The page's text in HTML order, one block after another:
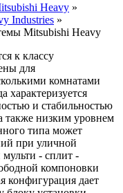
Heavy »
Industries »
Mitsubishi Heavy
к классу
для
комнатами
характеризуется
и стабильностью
также низким уровнем
типа может
при уличной
- сплит -
компоновки
конфигурация дает